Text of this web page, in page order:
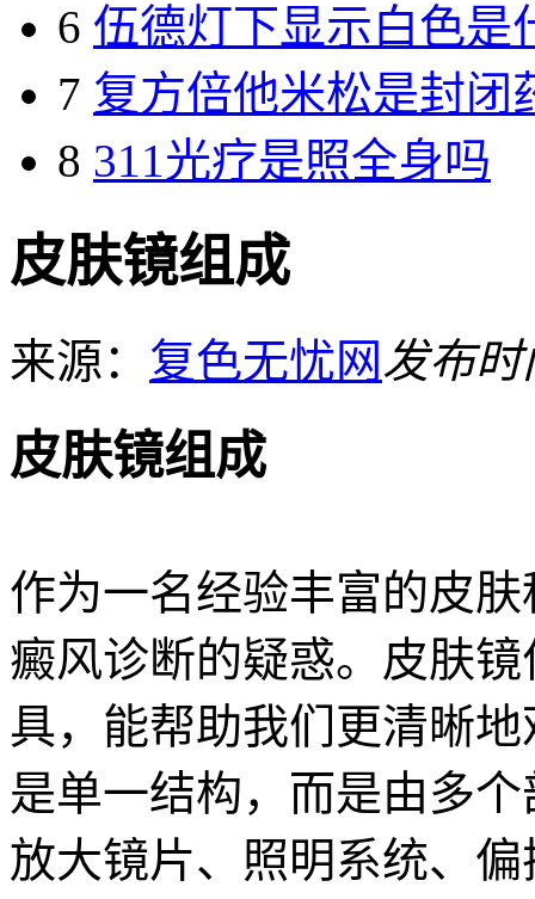
6 伍德灯下显示白色是
7 复方倍他米松是封闭
8 311光疗是照全身吗
皮肤镜组成
来源： 复色无忧网发布时
皮肤镜组成
作为一名经验丰富的皮
癜风诊断的疑惑。皮肤
具，能帮助我们更清晰
是单一结构，而是由多
放大镜片、照明系统、